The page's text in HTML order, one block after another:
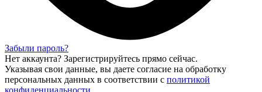
Забыли пароль?
Нет аккаунта? Зарегистрируйтесь прямо сейчас.
Указывая свои данные, вы даете согласие на обработку
персональных данных в соответствии с политикой